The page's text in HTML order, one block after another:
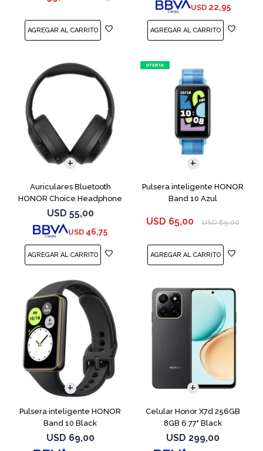
USD 22,95
Auriculares Bluetooth
HONOR Choice Headphone
Black
USD 55,00
USD 46,75
Pulsera inteligente HONOR
Band 10 Azul
USD 65,00 USD 69,00
Pulsera inteligente HONOR
Band 10 Black
USD 69,00
Celular Honor X7d 256GB
8GB 6.77" Black
USD 299,00
COMPARAR